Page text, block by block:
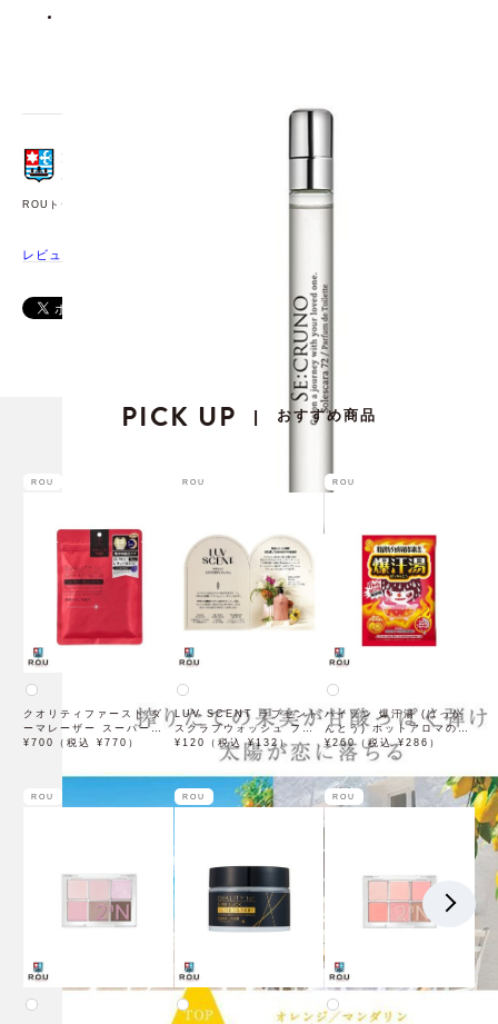
ROUトップページ
レビューを書く
PICK UP | おすすめ商品
ROU
クオリティファースト ダ
ーマレーザー スーパーレ
チノール100マスク 7枚入
¥700（税込 ¥770）
ROU
LUV SCENT ラブセント
スクラブウォッシュ フラ
ワーマーケット トライア
¥120（税込 ¥132）
ROU
バイソン 爆汗湯 (ばっか
んとう) ホットアロマの香
り 60g 入浴剤
¥260（税込 ¥286）
ROU ROU ROU